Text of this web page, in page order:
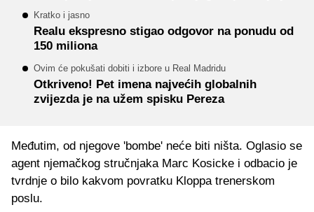
Kratko i jasno
Realu ekspresno stigao odgovor na ponudu od
150 miliona
Ovim će pokušati dobiti i izbore u Real Madridu
Otkriveno! Pet imena najvećih globalnih
zvijezda je na užem spisku Pereza
Međutim, od njegove 'bombe' neće biti ništa. Oglasio se
agent njemačkog stručnjaka Marc Kosicke i odbacio je
tvrdnje o bilo kakvom povratku Kloppa trenerskom
poslu.